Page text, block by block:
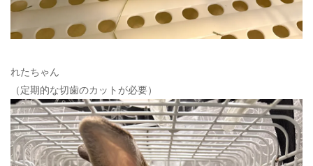
れたちゃん
（定期的な切歯のカットが必要）